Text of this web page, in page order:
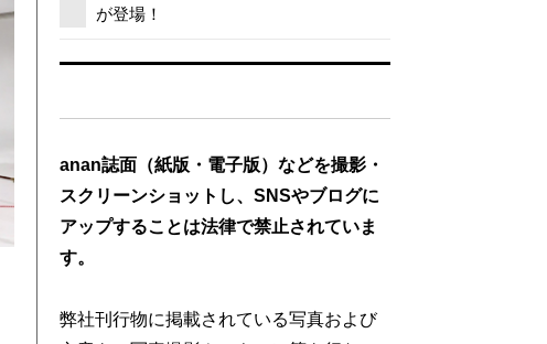
が登場！
anan誌面（紙版・電子版）などを撮影・
スクリーンショットし、SNSやブログに
アップすることは法律で禁止されていま
す。
弊社刊行物に掲載されている写真および